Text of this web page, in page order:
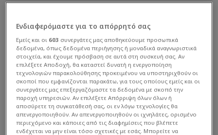
Ενδιαφερόμαστε για το απόρρητό σας
Εμείς και οι 603 συνεργάτες μας αποθηκεύουμε προσωπικά
δεδομένα, όπως δεδομένα περιήγησης ή μοναδικά αναγνωριστικά
στοιχεία, και έχουμε πρόσβαση σε αυτά στη συσκευή σας. Αν
επιλέξετε Αποδοχή, θα καταστεί δυνατή η ενεργοποίηση
τεχνολογιών παρακολούθησης προκειμένου να υποστηριχθούν οι
σκοποί που εμφανίζονται παρακάτω, για τους οποίους εμείς και οι
συνεργάτες μας επεξεργαζόμαστε τα δεδομένα με σκοπό την
παροχή υπηρεσιών. Αν επιλέξετε Απόρριψη όλων όλων ή
αποσύρετε τη συγκατάθεσή σας, οι εν λόγω τεχνολογίες θα
απενεργοποιηθούν. Αν απενεργοποιηθούν οι ιχνηλάτες, ορισμένο
περιεχόμενο και κάποιες από τις διαφημίσεις που βλέπετε
ενδέχεται να μην είναι τόσο σχετικές με εσάς. Μπορείτε να